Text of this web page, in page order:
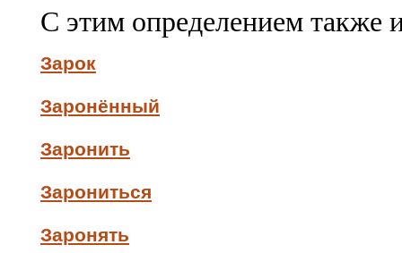
С этим определением также
Зарок
Заронённый
Заронить
Зарониться
Заронять